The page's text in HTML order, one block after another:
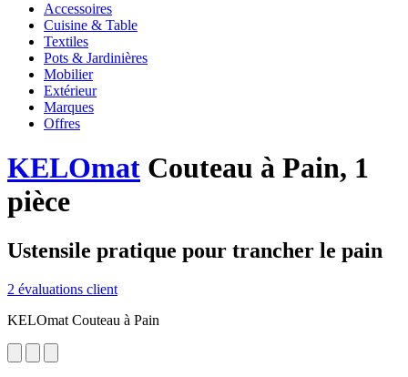
Accessoires
Cuisine & Table
Textiles
Pots & Jardinières
Mobilier
Extérieur
Marques
Offres
KELOmat Couteau à Pain, 1
pièce
Ustensile pratique pour trancher le pain
2 évaluations client
KELOmat Couteau à Pain